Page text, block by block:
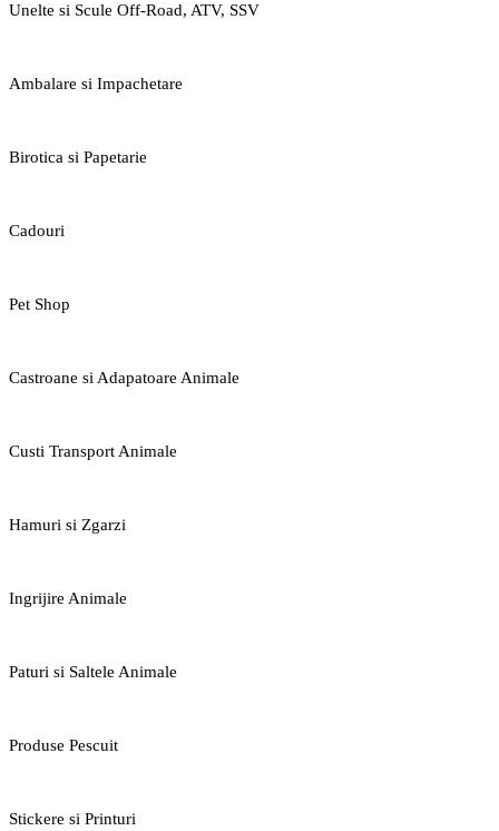
Unelte si Scule Off-Road, ATV, SSV
Ambalare si Impachetare
Birotica si Papetarie
Cadouri
Pet Shop
Castroane si Adapatoare Animale
Custi Transport Animale
Hamuri si Zgarzi
Ingrijire Animale
Paturi si Saltele Animale
Produse Pescuit
Stickere si Printuri